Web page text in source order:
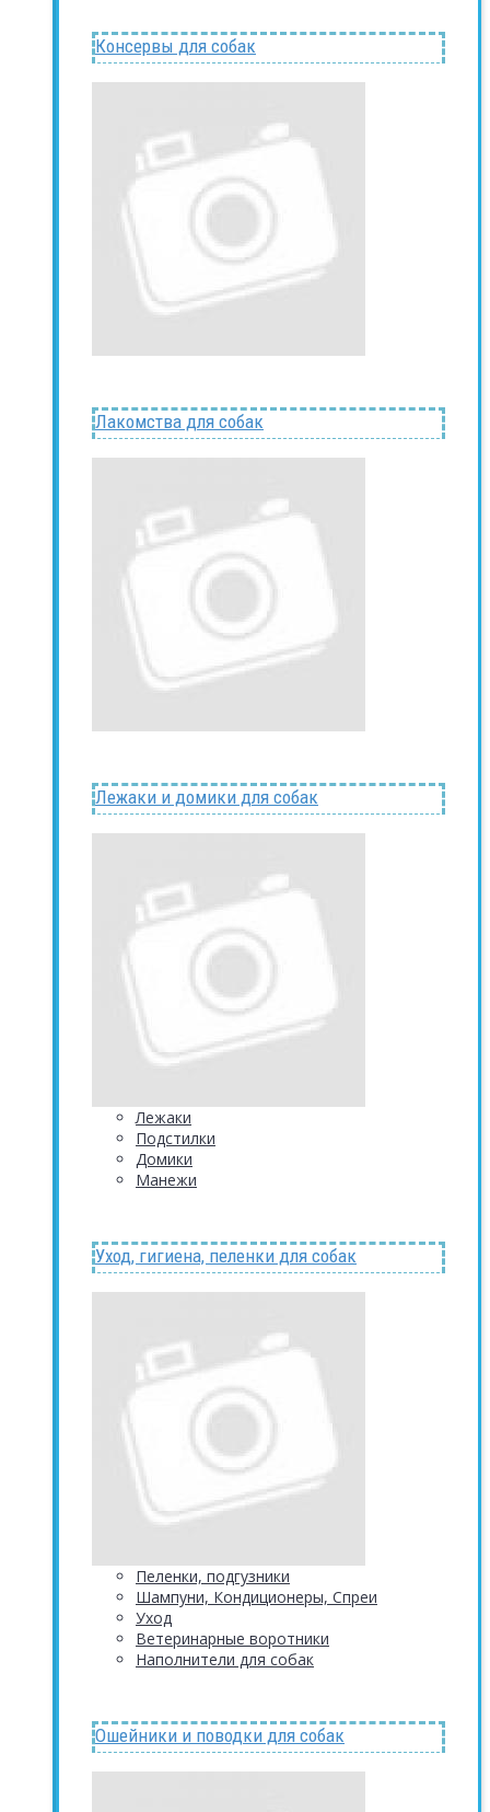
Консервы для собак
Лакомства для собак
Лежаки и домики для собак
Лежаки
Подстилки
Домики
Манежи
Уход, гигиена, пеленки для собак
Пеленки, подгузники
Шампуни, Кондиционеры, Спреи
Уход
Ветеринарные воротники
Наполнители для собак
Ошейники и поводки для собак